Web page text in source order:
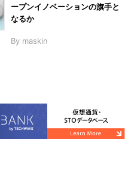
ープンイノベーションの旗手と
なるか
By maskin